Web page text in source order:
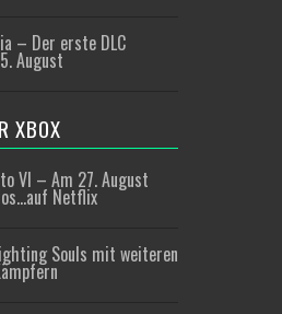
– Der erste DLC
August
XBOX
VI – Am 27. August
Netflix
Souls mit weiteren